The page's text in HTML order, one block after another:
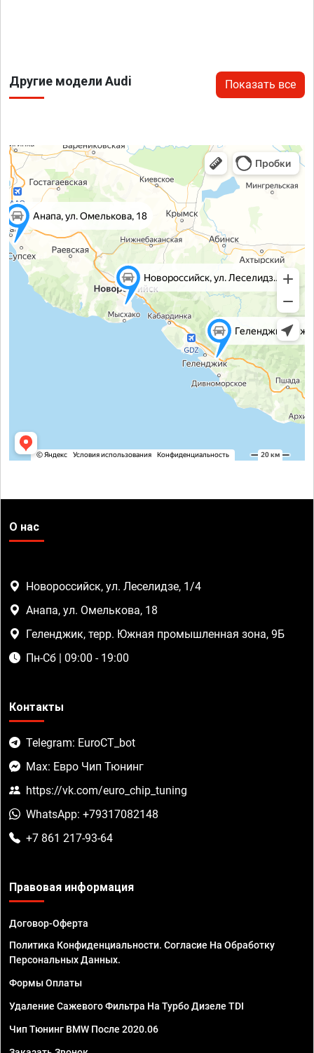
Другие модели Audi Показать все
О нас
Новороссийск, ул. Леселидзе, 1/4
Анапа, ул. Омелькова, 18
Геленджик, терр. Южная промышленная зона, 9Б
Пн-Сб | 09:00 - 19:00
Контакты
Telegram: EuroCT_bot
Max: Евро Чип Тюнинг
https://vk.com/euro_chip_tuning
WhatsApp: +79317082148
+7 861 217-93-64
Правовая информация
Договор-Оферта
Политика Конфиденциальности. Согласие На Обработку
Персональных Данных.
Формы Оплаты
Удаление Сажевого Фильтра На Турбо Дизеле TDI
Чип Тюнинг BMW После 2020.06